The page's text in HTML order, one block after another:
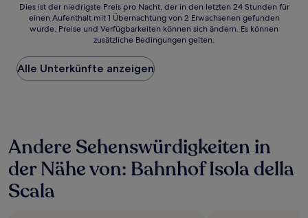
Dies
der
Preis
pro
Nacht,
24 Stunden
für
einen
Aufenthalt
mit
Dies ist der niedrigste Preis pro Nacht, der in den letzten 24 Stunden für
einen Aufenthalt mit 1 Übernachtung von 2 Erwachsenen gefunden
wurde. Preise und Verfügbarkeiten können sich ändern. Es können
zusätzliche Bedingungen gelten.
Alle Unterkünfte anzeigen
Andere Sehenswürdigkeiten in
der Nähe von: Bahnhof Isola della
Scala